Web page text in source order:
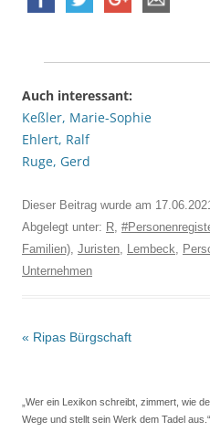
Auch interessant:
Keßler, Marie-Sophie
Ehlert, Ralf
Ruge, Gerd
Dieser Beitrag wurde am
Abgelegt unter: R
Familien) Juristen Lembeck
Unternehmen
Beitrags-
« Ripas Bürgschaft
„Wer ein Lexikon schreibt, zimmert, wie
Wege und stellt sein Werk dem Tadel aus.“